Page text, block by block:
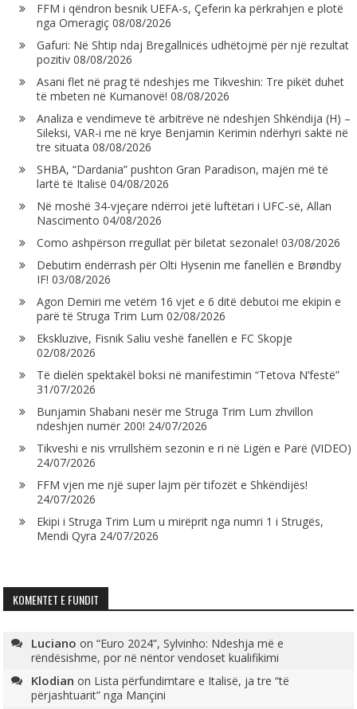
FFM i qëndron besnik UEFA-s, Çeferin ka përkrahjen e plotë
nga Omeragiç 08/08/2026
Gafuri: Në Shtip ndaj Bregallnicës udhëtojmë për një rezultat
pozitiv 08/08/2026
Asani flet në prag të ndeshjes me Tikveshin: Tre pikët duhet
të mbeten në Kumanovë! 08/08/2026
Analiza e vendimeve të arbitrëve në ndeshjen Shkëndija (H) –
Sileksi, VAR-i me në krye Benjamin Kerimin ndërhyri saktë në
tre situata 08/08/2026
SHBA, “Dardania” pushton Gran Paradison, majën më të
lartë të Italisë 04/08/2026
Në moshë 34-vjeçare ndërroi jetë luftëtari i UFC-së, Allan
Nascimento 04/08/2026
Como ashpërson rregullat për biletat sezonale! 03/08/2026
Debutim ëndërrash për Olti Hysenin me fanellën e Brøndby
IF! 03/08/2026
Agon Demiri me vetëm 16 vjet e 6 ditë debutoi me ekipin e
parë të Struga Trim Lum 02/08/2026
Ekskluzive, Fisnik Saliu veshë fanellën e FC Skopje
02/08/2026
Të dielën spektakël boksi në manifestimin “Tetova N’festë”
31/07/2026
Bunjamin Shabani nesër me Struga Trim Lum zhvillon
ndeshjen numër 200! 24/07/2026
Tikveshi e nis vrrullshëm sezonin e ri në Ligën e Parë (VIDEO)
24/07/2026
FFM vjen me një super lajm për tifozët e Shkëndijës!
24/07/2026
Ekipi i Struga Trim Lum u mirëprit nga numri 1 i Strugës,
Mendi Qyra 24/07/2026
KOMENTET E FUNDIT
Luciano on“Euro 2024”, Sylvinho: Ndeshja më e
rëndësishme, por në nëntor vendoset kualifikimi
Klodian on Lista përfundimtare e Italisë, ja tre “të
përjashtuarit” nga Mançini